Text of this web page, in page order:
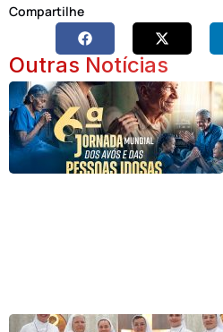
Compartilhe
Outras Notícias